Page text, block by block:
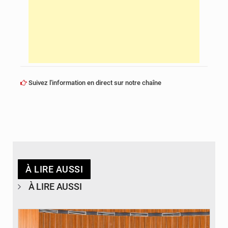
Suivez l'information en direct sur notre chaîne
À LIRE AUSSI
À LIRE AUSSI